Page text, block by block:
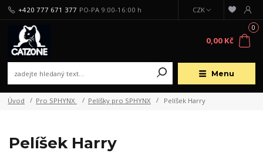
Menu
CZK
+420 777 671 377 PO-PA 9:00-16:00 h
0
0,00 Kč
Úvod Pro SPHYNX Pelíšky pro SPHYNX Pelíšek Harry
Pelíšek Harry